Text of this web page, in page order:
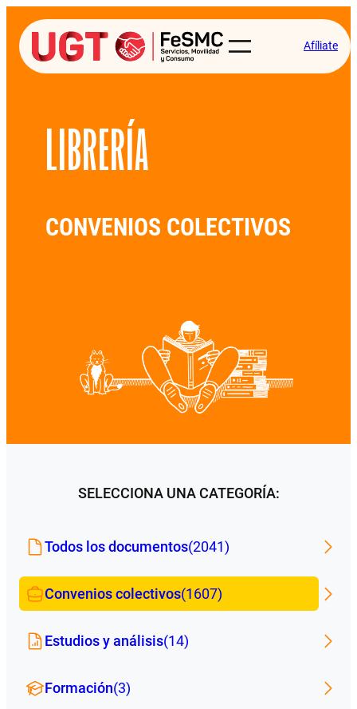
Afíliate
LIBRERÍA
CONVENIOS COLECTIVOS
SELECCIONA UNA CATEGORÍA:
Todos los documentos(2041)
Convenios colectivos(1607)
Estudios y análisis(14)
Formación(3)